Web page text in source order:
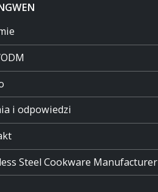
i odpowiedzi
Steel Cookware Manufacturer